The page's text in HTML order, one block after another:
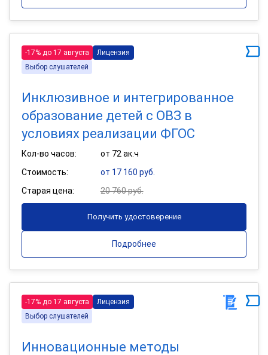
-17% до 17 августа
Лицензия
Выбор слушателей
Инклюзивное и интегрированное
образование детей с ОВЗ в
условиях реализации ФГОС
Кол-во часов:
от 72 ак.ч
Стоимость:
от 17 160 руб.
Старая цена:
20 760 руб.
Получить удостоверение
Подробнее
-17% до 17 августа
Лицензия
Выбор слушателей
Инновационные методы